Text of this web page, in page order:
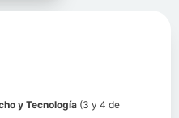
y Tecnología (3 y 4 de